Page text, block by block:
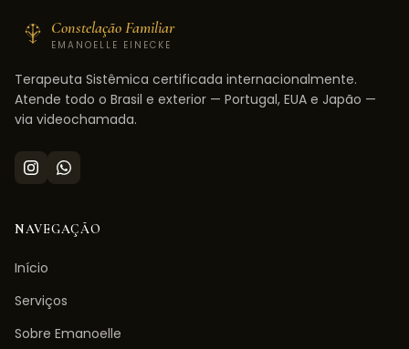
Constelação Familiar
EMANOELLE EINECKE
Terapeuta Sistêmica certificada internacionalmente.
Atende todo o Brasil e exterior — Portugal, EUA e Japão —
via videochamada.
NAVEGAÇÃO
Início
Serviços
Sobre Emanoelle